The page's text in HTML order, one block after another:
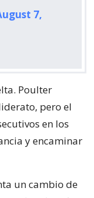
7,
Poulter
pero el
en los
y encaminar
un cambio de